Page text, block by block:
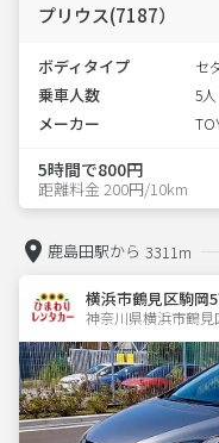
プリウス(7187）
ボディタイプ セ
乗車人数 5人
メーカー
5時間で800円
距離料金 200円/10km
鹿島田駅から 3311m
横浜市鶴見区駒岡
神奈川県横浜市鶴見